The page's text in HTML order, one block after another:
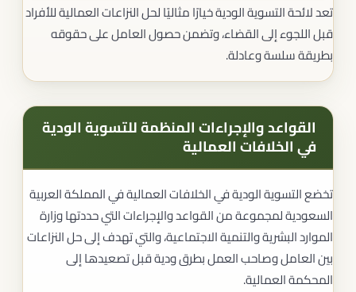
تعد لائحة التسوية الودية خيارًا مثاليًا لحل النزاعات العمالية للأفراد
قبل اللجوء إلى القضاء، وتضمن حصول العامل على حقوقه
بطريقة سلسة وعادلة.
القواعد والإجراءات المنظمة للتسوية الودية
في الخلافات العمالية
تخضع التسوية الودية في الخلافات العمالية في المملكة العربية
السعودية لمجموعة من القواعد والإجراءات التي حددتها وزارة
الموارد البشرية والتنمية الاجتماعية، والتي تهدف إلى حل النزاعات
بين العامل وصاحب العمل بطرق ودية قبل تصعيدها إلى
المحكمة العمالية.